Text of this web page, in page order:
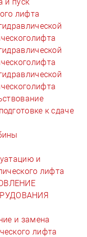
лифта
к сдаче
и
лифта
и замена
лифта